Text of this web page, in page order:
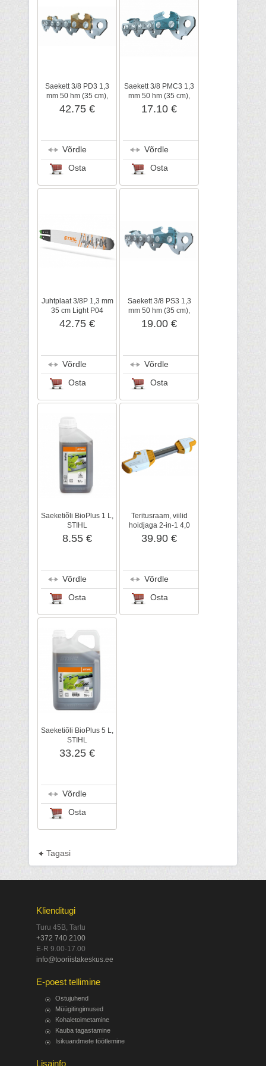
Saekett 3/8 PD3 1,3
mm 50 hm (35 cm),
kõvasulam, STIHL
42.75 €
Võrdle
Osta
Saekett 3/8 PMC3 1,3
mm 50 hm (35 cm),
STIHL
17.10 €
Võrdle
Osta
Juhtplaat 3/8P 1,3 mm
35 cm Light P04
(3005), STIHL
42.75 €
Võrdle
Osta
Saekett 3/8 PS3 1,3
mm 50 hm (35 cm),
STIHL
19.00 €
Võrdle
Osta
Saeketiõli BioPlus 1 L,
STIHL
8.55 €
Võrdle
Osta
Teritusraam, viilid
hoidjaga 2-in-1 4,0
mm, STIHL
39.90 €
Võrdle
Osta
Saeketiõli BioPlus 5 L,
STIHL
33.25 €
Võrdle
Osta
Tagasi
Klienditugi
Turu 45B, Tartu
+372 740 2100
E-R 9.00-17.00
info@tooriistakeskus.ee
E-poest tellimine
Ostujuhend
Müügitingimused
Kohaletoimetamine
Kauba tagastamine
Isikuandmete töötlemine
Lisainfo